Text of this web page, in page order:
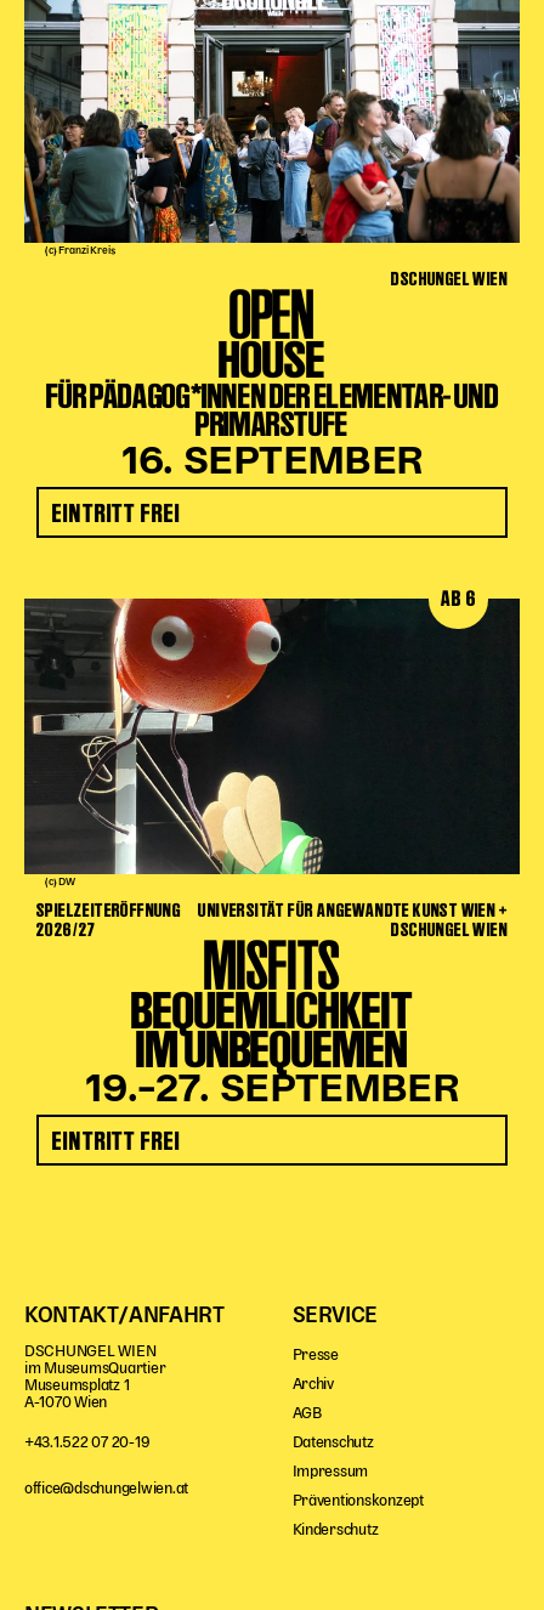
(c) Franzi Kreis
DSCHUNGEL WIEN
OPEN
HOUSE
FÜR PÄDAGOG*INNEN DER ELEMENTAR- UND
PRIMARSTUFE
16. SEPTEMBER
EINTRITT FREI
(c) DW
AB 6
SPIELZEITERÖFFNUNG
2026/27
UNIVERSITÄT FÜR ANGEWANDTE KUNST WIEN +
DSCHUNGEL WIEN
MISFITS
BEQUEMLICHKEIT
IM UNBEQUEMEN
19.–27. SEPTEMBER
EINTRITT FREI
KONTAKT/ANFAHRT
DSCHUNGEL WIEN
im MuseumsQuartier
Museumsplatz 1
A-1070 Wien
+43.1.522 07 20-19
office@dschungelwien.at
SERVICE
Presse
Archiv
AGB
Datenschutz
Impressum
Präventionskonzept
Kinderschutz